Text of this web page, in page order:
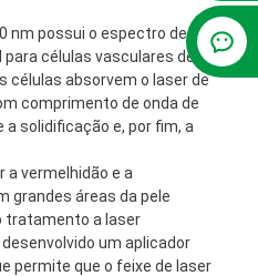
nm possui o espectro de
para células vasculares de
células absorvem o laser de
comprimento de onda de
a solidificação e, por fim, a
a vermelhidão e a
grandes áreas da pele
tratamento a laser
um aplicador
permite que o feixe de laser